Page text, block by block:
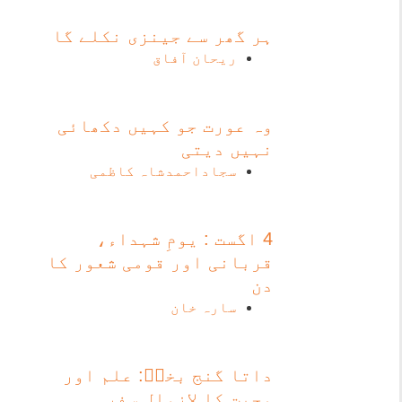
ہر گھر سے جینزی نکلے گا
ریحان آفاق
وہ عورت جو کہیں دکھائی
نہیں دیتی
سجاداحمدشاہ کاظمی
4 اگست : یومِ شہداء،
قربانی اور قومی شعور کا
دن
سارہ خان
داتا گنج بخشؒ: علم اور